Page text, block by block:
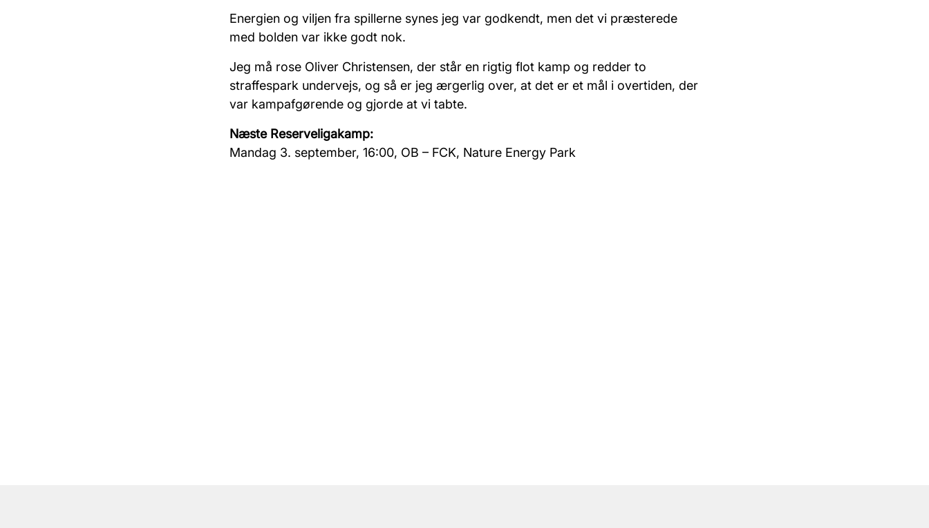
Energien og viljen fra spillerne synes jeg var godkendt, men det vi præsterede
med bolden var ikke godt nok.
Jeg må rose Oliver Christensen, der står en rigtig flot kamp og redder to
straffespark undervejs, og så er jeg ærgerlig over, at det er et mål i overtiden, der
var kampafgørende og gjorde at vi tabte.
Næste Reserveligakamp:
Mandag 3. september, 16:00, OB – FCK, Nature Energy Park